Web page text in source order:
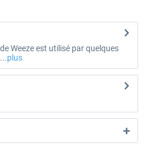
Weeze est utilisé par quelques
plus